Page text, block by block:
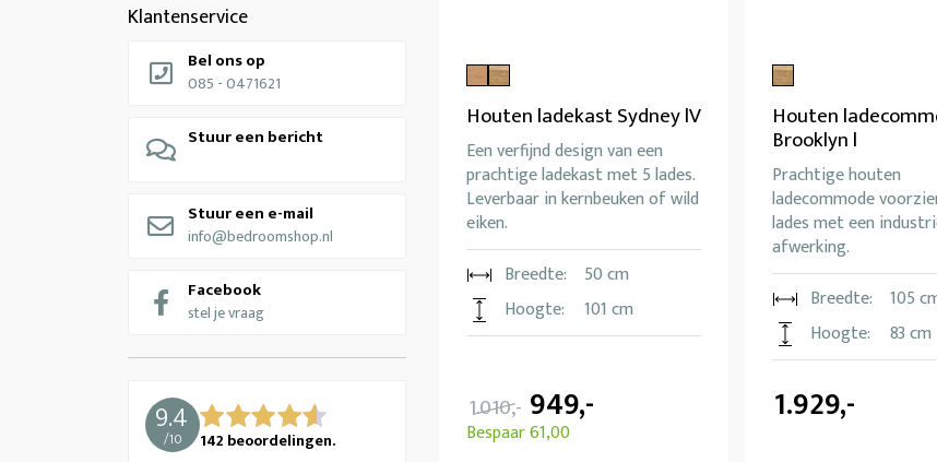
Klantenservice
Bel ons op
085 - 0471621
Stuur een bericht
Stuur een e-mail
info@bedroomshop.nl
Facebook
stel je vraag
9.4
/10 142 beoordelingen.
Houten ladekast Sydney lV
Een verfijnd design van een
prachtige ladekast met 5 lades.
Leverbaar in kernbeuken of wild
eiken.
Breedte:
50 cm
Hoogte:
101 cm
1.010,- 949,-
Bespaar 61,00
Houten
Brooklyn l
Prachtige houten
ladecommode
lades met een
afwerking.
Breedte:
105
Hoogte:
83 cm
1.929,-